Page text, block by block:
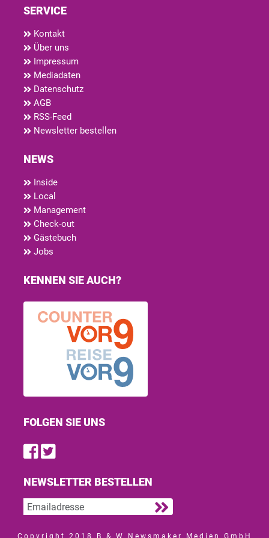
SERVICE
Kontakt
Über uns
Impressum
Mediadaten
Datenschutz
AGB
RSS-Feed
Newsletter bestellen
NEWS
Inside
Local
Management
Check-out
Gästebuch
Jobs
KENNEN SIE AUCH?
FOLGEN SIE UNS
Find us on Facebook
Follow us on Twitter
NEWSLETTER BESTELLEN
Copyright 2018 B & W Newsmaker Medien GmbH